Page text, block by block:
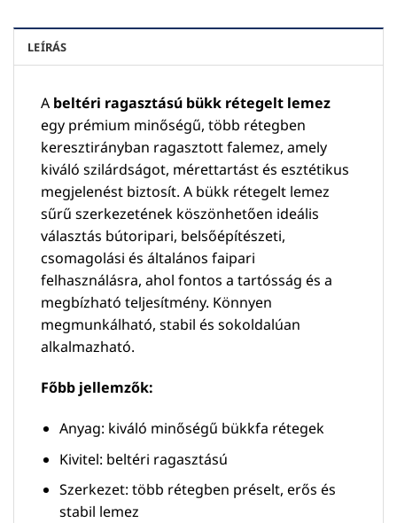
LEÍRÁS
A beltéri ragasztású bükk rétegelt lemez
egy prémium minőségű, több rétegben
keresztirányban ragasztott falemez, amely
kiváló szilárdságot, mérettartást és esztétikus
megjelenést biztosít. A bükk rétegelt lemez
sűrű szerkezetének köszönhetően ideális
választás bútoripari, belsőépítészeti,
csomagolási és általános faipari
felhasználásra, ahol fontos a tartósság és a
megbízható teljesítmény. Könnyen
megmunkálható, stabil és sokoldalúan
alkalmazható.
Főbb jellemzők:
Anyag: kiváló minőségű bükkfa rétegek
Kivitel: beltéri ragasztású
Szerkezet: több rétegben préselt, erős és
stabil lemez